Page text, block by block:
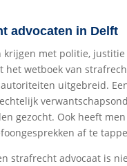
advocaten in Delft
krijgen met politie,
het wetboek van
uitgebreid.
gezocht. Ook heeft
af te
strafrecht advocaat is